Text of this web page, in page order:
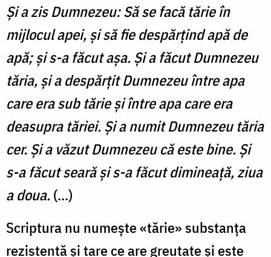
Și a zis Dumnezeu: Să se facă tărie în
mijlocul apei, şi să fie despărţind apă de
apă; şi s-a făcut aşa. Şi a făcut Dumnezeu
tăria, şi a despărţit Dumnezeu între apa
care era sub tărie şi între apa care era
deasupra tăriei. Şi a numit Dumnezeu tăria
cer. Şi a văzut Dumnezeu că este bine. Şi
s-a făcut seară şi s-a făcut dimineaţă, ziua
a doua.(...)
Scriptura nu numeşte «tărie» substanţa
rezistentă şi tare ce are greutate şi este